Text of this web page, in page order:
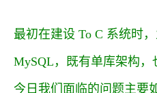
最初在建设 To C 系统时
MySQL，既有单库架构
今日我们面临的问题主要